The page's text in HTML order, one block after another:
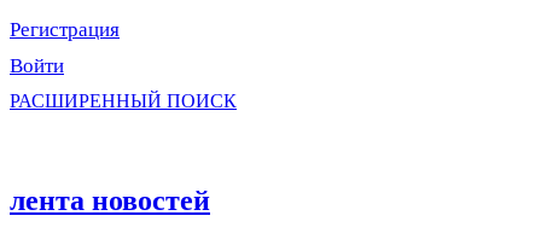
Регистрация
Войти
РАСШИРЕННЫЙ ПОИСК
лента новостей